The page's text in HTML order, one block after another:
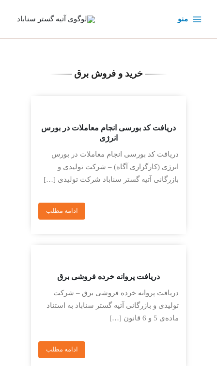
منو
خرید و فروش برق
دریافت کد بورسی انجام معاملات در بورس
انرژی
دریافت کد بورسی انجام معاملات در بورس
انرژی (کارگزاری آگاه) – شرکت تولیدی و
بازرگانی آتیه گستر سناباد شرکت تولیدی […]
ادامه مطلب
دریافت پروانه خرده فروشی برق
دریافت پروانه خرده فروشی برق – شرکت
تولیدی و بازرگانی آتیه گستر سناباد به استناد
ماده‌ی 5 و 6 قانون […]
ادامه مطلب